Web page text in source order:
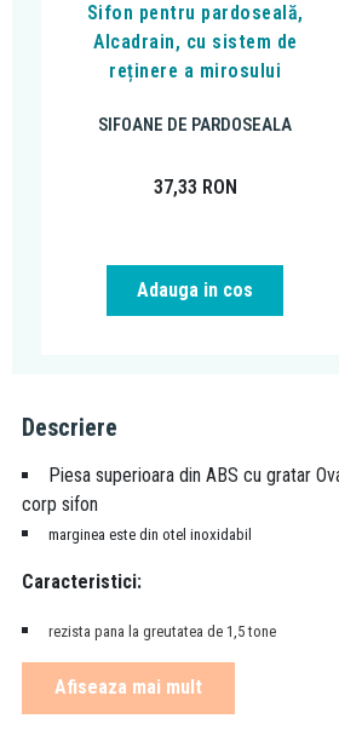
Sifon pentru pardoseală,
Alcadrain, cu sistem de
reținere a mirosului
SIFOANE DE PARDOSEALA
37,33 RON
Adauga in cos
Descriere
Piesa superioara din ABS cu gratar
corp sifon
marginea este din otel inoxidabil
Caracteristici:
rezista pana la greutatea de 1,5 tone
prin taiere se stabilesteinaltimea de montaj
fara sistem de inchidere
Sistem 100 (diametru 11 cm)
Afiseaza mai mult